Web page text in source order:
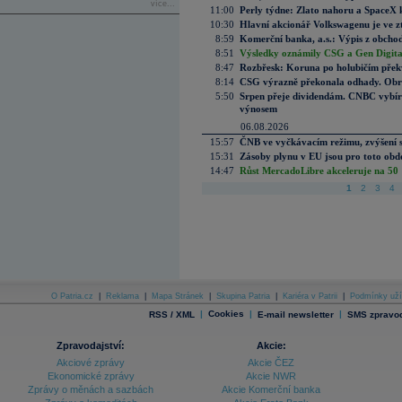
více...
11:00 Perly týdne: Zlato nahoru a SpaceX
10:30 Hlavní akcionář Volkswagenu je ve
8:59 Komerční banka, a.s.: Výpis z
8:51
Výsledky oznámily CSG a Gen
8:47 Rozbřesk: Koruna po holubičím
8:14 CSG výrazně překonala odhady.
5:50 Srpen přeje dividendám. CNBC
výnosem
06.08.2026
15:57 ČNB ve vyčkávacím režimu, zvýšení
15:31
Zásoby plynu v EU jsou pro toto
14:47 Růst MercadoLibre akceleruje na
1 2 3 4
O Patria.cz Reklama Mapa Stránek Skupina Patria Kariéra v Patrii Podmínky
RSS / XML | Cookies | E-mail newsletter | SMS
Zpravodajství:
Akciové zprávy
Ekonomické zprávy
Zprávy o měnách a sazbách
Akcie:
Akcie ČEZ
Akcie NWR
Akcie Komerční banka